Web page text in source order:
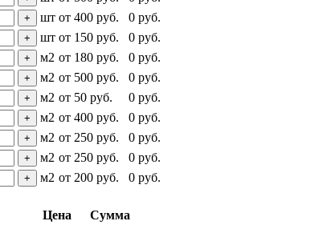
+ шт от 400 руб. 0 руб.
+ шт от 150 руб. 0 руб.
+ м2 от 180 руб. 0 руб.
+ м2 от 500 руб. 0 руб.
+ м2 от 50 руб. 0 руб.
+ м2 от 400 руб. 0 руб.
+ м2 от 250 руб. 0 руб.
+ м2 от 250 руб. 0 руб.
+ м2 от 200 руб. 0 руб.
Цена
Сумма